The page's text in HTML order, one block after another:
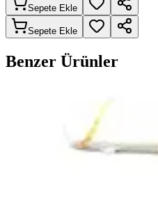
Sepete Ekle
Sepete Ekle
Benzer Ürünler